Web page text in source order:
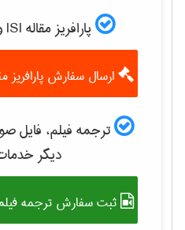
پارافریز مقاله ISI و رفع plagiarism
ارسال سفارش پارافریز
ترجمه فیلم، فایل
دیگر
ثبت سفارش ترجمه